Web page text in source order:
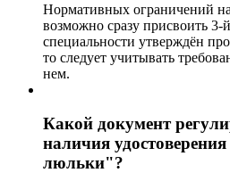
Нормативных ограничений
возможно сразу присвоить 3-
специальности утверждён
то следует учитывать
нем.
Какой документ
наличия
люльки"?